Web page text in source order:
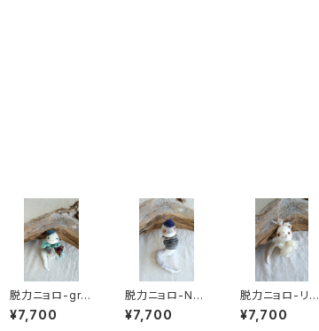
脱力ニョロ-gre
en ribbon
¥7,700
脱力ニョロ-Nav
y hat
¥7,700
脱力ニョロ-リボ
ン
¥7,700